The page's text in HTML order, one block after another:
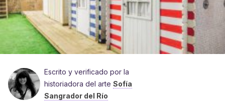
Escrito y verificado por la
historiadora del arte Sofía
Sangrador del Río